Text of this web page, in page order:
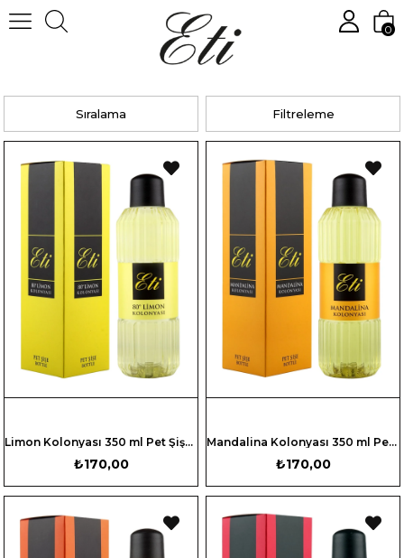
0
Renkli Kolonya
Filtreleme
Sıralama
Limon Kolonyası 350 ml Pet Şişe - Kutulu
₺170,00
Mandalina Kolonyası 350 ml Pet Şişe - Kutulu
₺170,00